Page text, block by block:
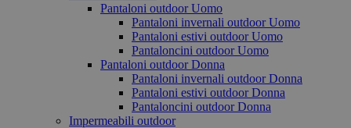
Pantaloni outdoor Uomo
Pantaloni invernali outdoor Uomo
Pantaloni estivi outdoor Uomo
Pantaloncini outdoor Uomo
Pantaloni outdoor Donna
Pantaloni invernali outdoor Donna
Pantaloni estivi outdoor Donna
Pantaloncini outdoor Donna
Impermeabili outdoor